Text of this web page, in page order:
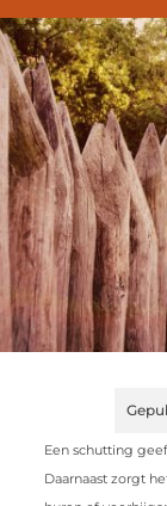
Een schutting
Daarnaast zorgt